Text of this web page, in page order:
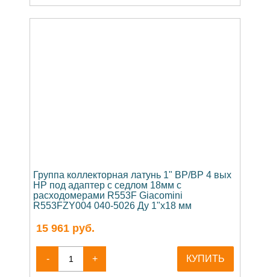
Группа коллекторная латунь 1" ВР/ВР 4 вых
НР под адаптер с седлом 18мм с
расходомерами R553F Giacomini
R553FZY004 040-5026 Ду 1"х18 мм
15 961 руб.
- + КУПИТЬ